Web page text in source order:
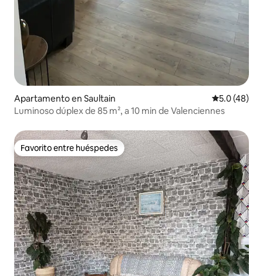
Apartamento en Saultain Calificación
5.0 (48)
Luminoso dúplex de 85 m², a 10 min de Valenciennes
Favorito entre huéspedes
Favorito entre huéspedes